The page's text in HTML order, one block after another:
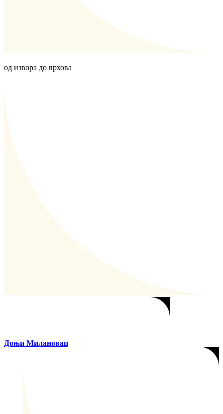
од извора до врхова
Доњи Милановац